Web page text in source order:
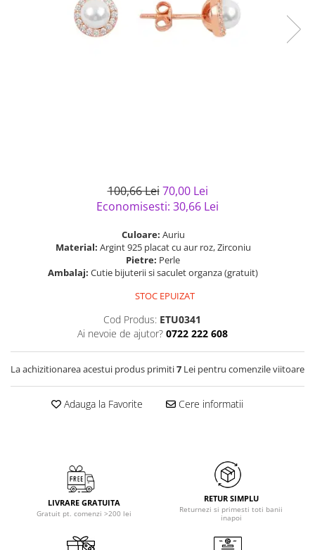
semipretioase
Bijuterii argint placat cu aur
Bijuterii de Lux
Bijuterii gotice si rock
Solutii si lavete de curatare
100,66 Lei 70,00 Lei
Economisesti: 30,66 Lei
Culoare: Auriu
Material: Argint 925 placat cu aur roz, Zirconiu
Pietre: Perle
Ambalaj: Cutie bijuterii si saculet organza (gratuit)
STOC EPUIZAT
Cod Produs: ETU0341
Ai nevoie de ajutor? 0722 222 608
La achizitionarea acestui produs primiti7 Lei pentru comenzile viitoare
Adauga la Favorite Cere informatii
LIVRARE GRATUITA
Gratuit pt. comenzi >200 lei
RETUR SIMPLU
Returnezi si primesti toti banii
inapoi